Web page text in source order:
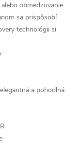
obmedzovanie
sa prispôsobí
technológii si
a pohodlná